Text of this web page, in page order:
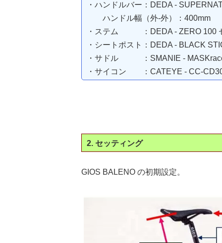
・ハンドルバー：DEDA -
ハンドル幅（外-外）：400mm
・ステム ：DEDA - ZERO 100 セ
・シートポスト：DEDA - BLACK
・サドル ：SMANIE -
・サイコン ：CATEYE - CC-
2. セッティング
GIOS BALENO の初期設定。